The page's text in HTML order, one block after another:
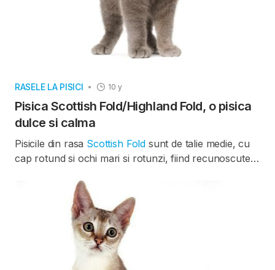
RASELE LA PISICI 10 y
Pisica Scottish Fold/Highland Fold, o pisica
dulce si calma
Pisicile din rasa Scottish Fold sunt de talie medie, cu
cap rotund si ochi mari si rotunzi, fiind recunoscute
care ii ofera aspectul de bufnita pufoasa. Blana sa,
care poate avea multe culori sau modele de culoare,
poate fi scurta sau lunga. Varietatea cu par lung este
cunoscuta sub numele de Highland Fold.
Pisicile cu urechi lasate, precum cele din rasa
Scottish Fold, nu sunt de obicei asa cum par.